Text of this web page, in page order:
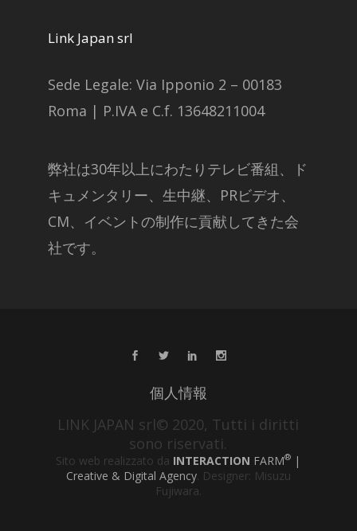
Link Japan srl
Sede Legale: Via Ipponio 2 – 00183
Roma | P.IVA e C.f. 13648211004
弊社は30年以上にわたりテレビ番組、ド
キュメンタリー、生中継、PRビデオ、
CM、イベントの制作に貢献してきた会
社です。
個人情報
LINK JAPAN srl© 2020, Tutti i diritti
sono riservati.
Sito web realizzato da INTERACTION FARM® |
Creative & Digital Agency. Designer: Misuzu
Fujiwara.